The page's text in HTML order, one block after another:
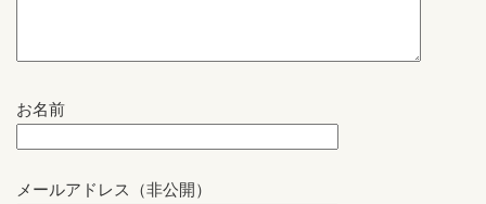
お名前
メールアドレス（非公開）